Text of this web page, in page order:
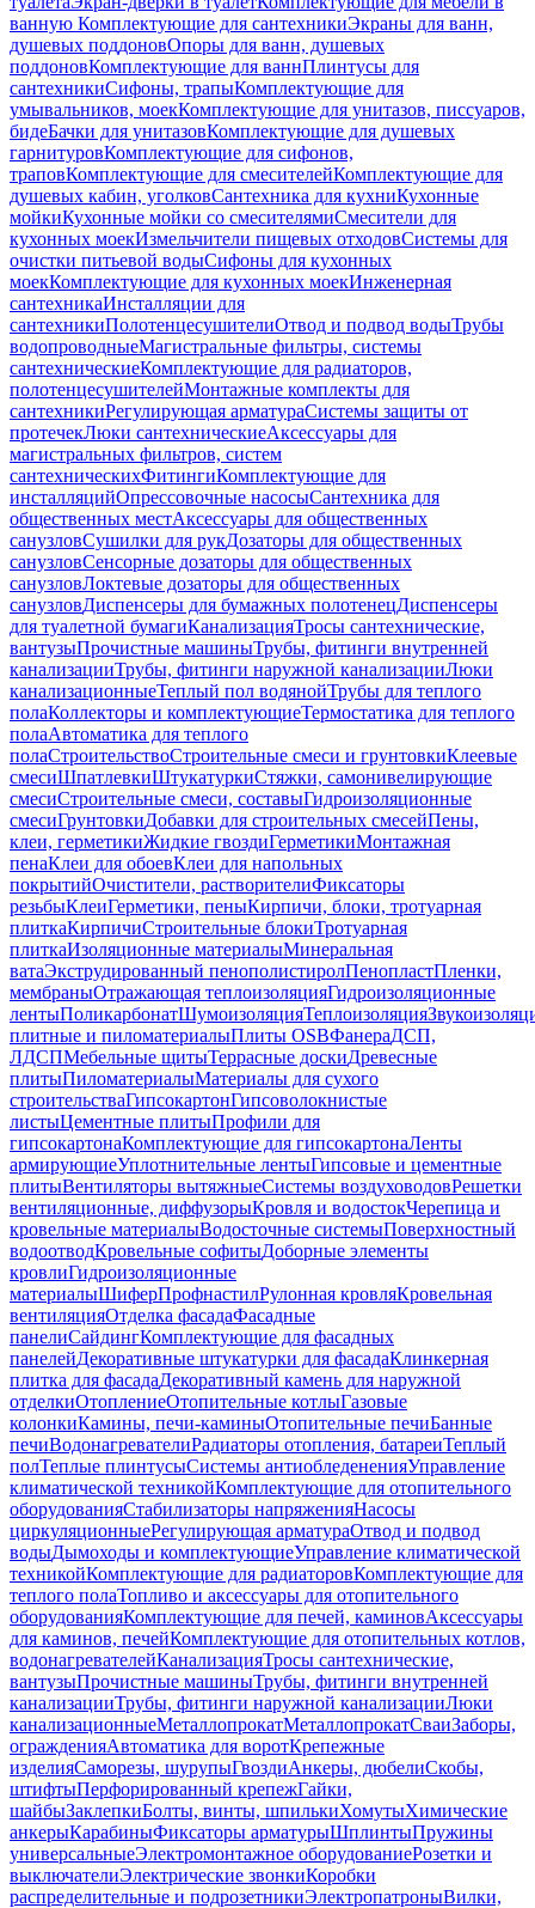
ванную Комплектующие для сантехникиЭкраны для ванн,
душевых поддоновОпоры для ванн, душевых
поддоновКомплектующие для ваннПлинтусы для
сантехникиСифоны, трапыКомплектующие для
умывальников, моекКомплектующие для унитазов, писсуаров,
бидеБачки для унитазовКомплектующие для душевых
гарнитуровКомплектующие для сифонов,
траповКомплектующие для смесителейКомплектующие для
душевых кабин, уголковСантехника для кухниКухонные
мойкиКухонные мойки со смесителямиСмесители для
кухонных моекИзмельчители пищевых отходовСистемы для
очистки питьевой водыСифоны для кухонных
моекКомплектующие для кухонных моекИнженерная
сантехникаИнсталляции для
сантехникиПолотенцесушителиОтвод и подвод водыТрубы
водопроводныеМагистральные фильтры, системы
сантехническиеКомплектующие для радиаторов,
полотенцесушителейМонтажные комплекты для
сантехникиРегулирующая арматураСистемы защиты от
протечекЛюки сантехническиеАксессуары для
магистральных фильтров, систем
сантехническихФитингиКомплектующие для
инсталляцийОпрессовочные насосыСантехника для
общественных местАксессуары для общественных
санузловСушилки для рукДозаторы для общественных
санузловСенсорные дозаторы для общественных
санузловЛоктевые дозаторы для общественных
санузловДиспенсеры для бумажных полотенецДиспенсеры
для туалетной бумагиКанализацияТросы сантехнические,
вантузыПрочистные машиныТрубы, фитинги внутренней
канализацииТрубы, фитинги наружной канализацииЛюки
канализационныеТеплый пол водянойТрубы для теплого
полаКоллекторы и комплектующиеТермостатика для теплого
полаАвтоматика для теплого
полаСтроительствоСтроительные смеси и грунтовкиКлеевые
смесиШпатлевкиШтукатуркиСтяжки, самонивелирующие
смесиСтроительные смеси, составыГидроизоляционные
смесиГрунтовкиДобавки для строительных смесейПены,
клеи, герметикиЖидкие гвоздиГерметикиМонтажная
пенаКлеи для обоевКлеи для напольных
покрытийОчистители, растворителиФиксаторы
резьбыКлеиГерметики, пеныКирпичи, блоки, тротуарная
плиткаКирпичиСтроительные блокиТротуарная
плиткаИзоляционные материалыМинеральная
ватаЭкструдированный пенополистиролПенопластПленки,
мембраныОтражающая теплоизоляцияГидроизоляционные
лентыПоликарбонатШумоизоляцияТеплоизоляция
плитные и пиломатериалыПлиты OSBФанераДСП,
ЛДСПМебельные щитыТеррасные доскиДревесные
плитыПиломатериалыМатериалы для сухого
строительстваГипсокартонГипсоволокнистые
листыЦементные плитыПрофили для
гипсокартонаКомплектующие для гипсокартонаЛенты
армирующиеУплотнительные лентыГипсовые и цементные
плитыВентиляторы вытяжныеСистемы воздуховодовРешетки
вентиляционные, диффузорыКровля и водостокЧерепица и
кровельные материалыВодосточные системыПоверхностный
водоотводКровельные софитыДоборные элементы
кровлиГидроизоляционные
материалыШиферПрофнастилРулонная кровляКровельная
вентиляцияОтделка фасадаФасадные
панелиСайдингКомплектующие для фасадных
панелейДекоративные штукатурки для фасадаКлинкерная
плитка для фасадаДекоративный камень для наружной
отделкиОтоплениеОтопительные котлыГазовые
колонкиКамины, печи-каминыОтопительные печиБанные
печиВодонагревателиРадиаторы отопления, батареиТеплый
полТеплые плинтусыСистемы антиобледененияУправление
климатической техникойКомплектующие для отопительного
оборудованияСтабилизаторы напряженияНасосы
циркуляционныеРегулирующая арматураОтвод и подвод
водыДымоходы и комплектующиеУправление климатической
техникойКомплектующие для радиаторовКомплектующие для
теплого полаТопливо и аксессуары для отопительного
оборудованияКомплектующие для печей, каминовАксессуары
для каминов, печейКомплектующие для отопительных котлов,
водонагревателейКанализацияТросы сантехнические,
вантузыПрочистные машиныТрубы, фитинги внутренней
канализацииТрубы, фитинги наружной канализацииЛюки
канализационныеМеталлопрокатМеталлопрокатСваиЗаборы,
огражденияАвтоматика для воротКрепежные
изделияСаморезы, шурупыГвоздиАнкеры, дюбелиСкобы,
штифтыПерфорированный крепежГайки,
шайбыЗаклепкиБолты, винты, шпилькиХомутыХимические
анкерыКарабиныФиксаторы арматурыШплинтыПружины
универсальныеЭлектромонтажное оборудованиеРозетки и
выключателиЭлектрические звонкиКоробки
распределительные и подрозетникиЭлектропатроныВилки,